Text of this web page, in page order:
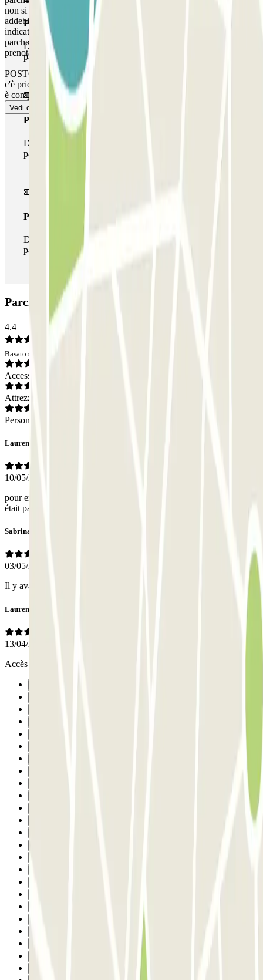
non si aprirà. Tuttavia, si prega di notare che ogni tempo extra verrà
addebitato, sia che arriviate prima o che partiate dopo l’orario
indicato nella vostra prenotazione, a seconda delle tariffe locali che il
parcheggio gestisce in quel momento. In questi casi, alla fine della
prenotazione, riceverete una ricevuta per il tempo extra.
POSTO NON GARANTITO IN QUESTO PARCHEGGIO. Non
c'è priorità d'ingresso, dovrai fare la fila o attendere se il parcheggio
è completo.
Vedi di più
Pass unico
Durante il tuo soggiorno potrai entrare e uscire dal
parcheggio una sola volta
Pass multiparking
Durante il tuo soggiorno potrai usufruire dell'intera rete di
parcheggi disponibili su Parclick.
Pass illlimitato
Durante il tuo soggiorno potrai entrare e uscire dal
parcheggio tutte le volte che vorrai.
Parcheggio INDIGO Coeur de Ville: Opinioni
4.4
Basato su 96 opinioni
Accesso
Attrezzatura
Personale
Laurent
10/05/2026
pour entée un peu étroit et sinon la distance pour la foire de paris
était pas 900m mais 1.4 km merci de corriger :/
Sabrina
03/05/2026
Il y avait suffisamment de place. Facile à trouver. Parking propre
Laurent
13/04/2026
Accès simple efficace sécurisé, merci